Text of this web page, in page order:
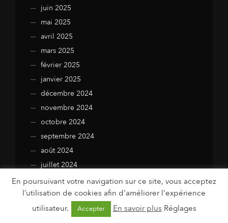
juin 2025
mai 2025
avril 2025
mars 2025
février 2025
janvier 2025
décembre 2024
novembre 2024
octobre 2024
septembre 2024
août 2024
juillet 2024
juin 2024
mai 2024
avril 2024
En poursuivant votre navigation sur ce site, vous acceptez
l’utilisation de cookies afin d'améliorer l'expérience
utilisateur.
Accepter En savoir plus Réglages